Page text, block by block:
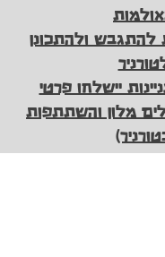
להתגבש ולהתכונן
יישלחו פרטי
מלון והשתתפות